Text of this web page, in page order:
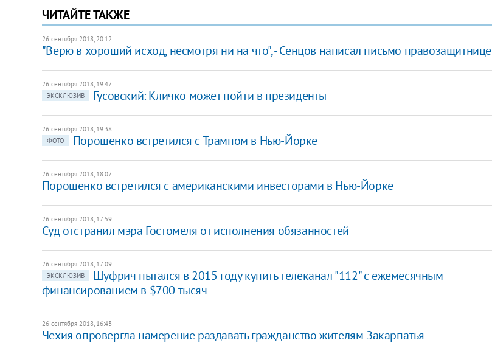
ЧИТАЙТЕ ТАКЖЕ
26 сентября 2018, 20:12
"Верю в хороший исход, несмотря ни на что", - Сенцов написал письмо правозащитнице
26 сентября 2018, 19:47
ЭКСКЛЮЗИВ
Гусовский: Кличко может пойти в президенты
26 сентября 2018, 19:38
ФОТО
Порошенко встретился с Трампом в Нью-Йорке
26 сентября 2018, 18:07
Порошенко встретился с американскими инвесторами в Нью-Йорке
26 сентября 2018, 17:59
​Суд отстранил мэра Гостомеля от исполнения обязанностей
26 сентября 2018, 17:09
ЭКСКЛЮЗИВ
Шуфрич пытался в 2015 году купить телеканал "112" с ежемесячным
финансированием в $700 тысяч
26 сентября 2018, 16:43
Чехия опровергла намерение раздавать гражданство жителям Закарпатья